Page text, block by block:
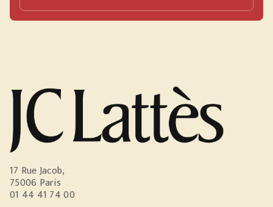
17 Rue Jacob,
75006 Paris
01 44 41 74 00